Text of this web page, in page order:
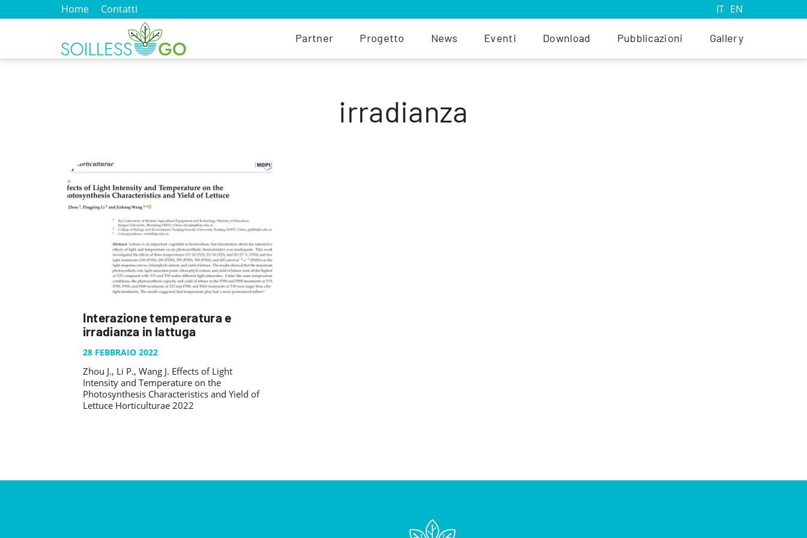
Home Contatti IT EN
Partner Progetto News Eventi Download Pubblicazioni Gallery
irradianza
Interazione temperatura e
irradianza in lattuga
28 FEBBRAIO 2022
Zhou J., Li P., Wang J. Effects of Light
Intensity and Temperature on the
Photosynthesis Characteristics and Yield of
Lettuce Horticulturae 2022